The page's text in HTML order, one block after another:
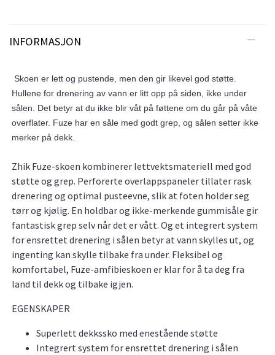
INFORMASJON
Skoen er lett og pustende, men den gir likevel god støtte.
Hullene for drenering av vann er litt opp på siden, ikke under
sålen. Det betyr at du ikke blir våt på føttene om du går på våte
overflater. Fuze har en såle med godt grep, og sålen setter ikke
merker på dekk.
Zhik Fuze-skoen kombinerer lettvektsmateriell med god
støtte og grep. Perforerte overlappspaneler tillater rask
drenering og optimal pusteevne, slik at foten holder seg
tørr og kjølig. En holdbar og ikke-merkende gummisåle gir
fantastisk grep selv når det er vått. Og et integrert system
for ensrettet drenering i sålen betyr at vann skylles ut, og
ingenting kan skylle tilbake fra under. Fleksibel og
komfortabel, Fuze-amfibieskoen er klar for å ta deg fra
land til dekk og tilbake igjen.
EGENSKAPER
Superlett dekkssko med enestående støtte
Integrert system for ensrettet drenering i sålen